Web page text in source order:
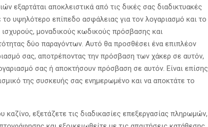
εξαρτάται αποκλειστικά από τις δικές σας διαδικτυακές
το υψηλότερο επίπεδο ασφάλειας για τον λογαριασμό και το
μοναδικούς κωδικούς πρόσβασης και
δύο παραγόντων. Αυτό θα προσθέσει ένα επιπλέον
σας, αποτρέποντας την πρόσβαση των χάκερ σε αυτόν,
σας ή αποκτήσουν πρόσβαση σε αυτόν. Είναι επίσης
της συσκευής σας ενημερωμένο και να αποκτάτε το
καζίνο, εξετάζετε τις διαδικασίες επεξεργασίας πληρωμών,